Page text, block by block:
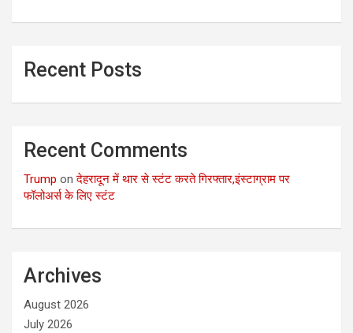
Recent Posts
Recent Comments
Trump onदेहरादून में थार से स्टंट करते गिरफ्तार,इंस्टाग्राम पर
फॉलोअर्स के लिए स्टंट
Archives
August 2026
July 2026